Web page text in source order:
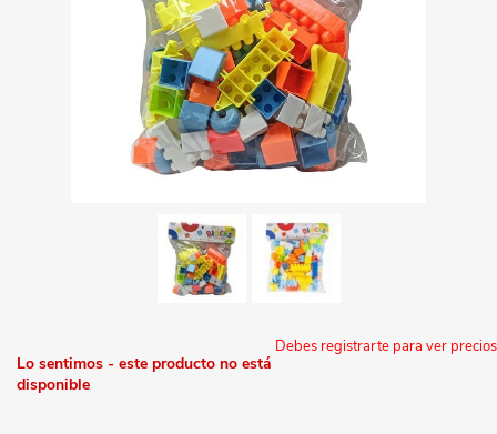
Debes registrarte para ver precios
Lo sentimos - este producto no está
disponible